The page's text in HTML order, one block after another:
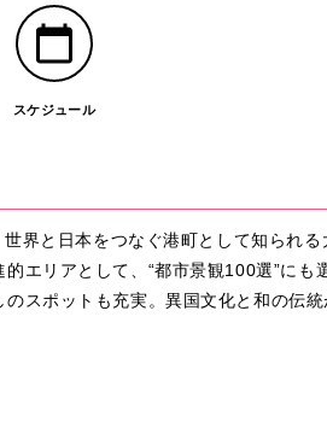
スケジュール
界と日本をつなぐ港町として知られ
エリアとして、“都市景観100選”に
スポットも充実。異国文化と和の伝